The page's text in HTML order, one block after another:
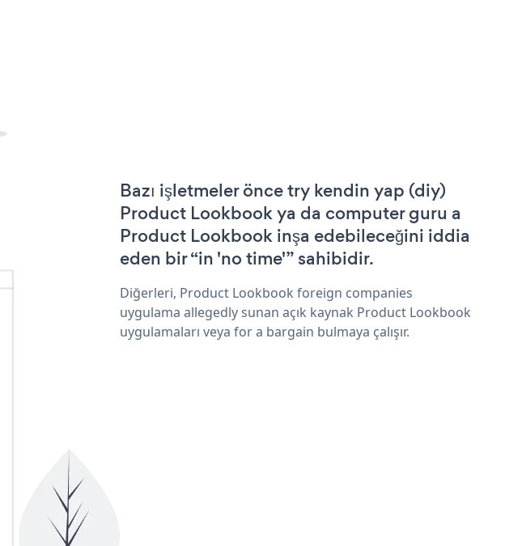
Bazı işletmeler önce try kendin yap (diy)
Product Lookbook ya da computer guru a
Product Lookbook inşa edebileceğini iddia
eden bir “in 'no time'” sahibidir.
Diğerleri, Product Lookbook foreign companies
uygulama allegedly sunan açık kaynak Product Lookbook
uygulamaları veya for a bargain bulmaya çalışır.